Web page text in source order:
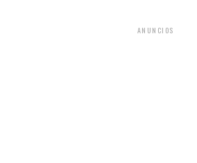
ANUNCIOS